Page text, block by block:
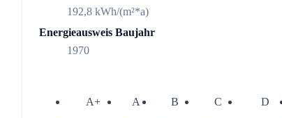
192,8 kWh/(m²*a)
Energieausweis Baujahr
1970
A+ A B C D